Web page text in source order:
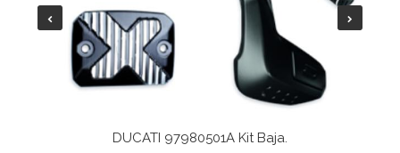
DUCATI 97980501A Kit Baja.